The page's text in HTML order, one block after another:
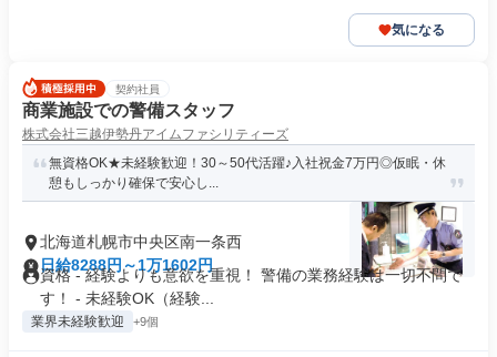
気になる
契約社員
商業施設での警備スタッフ
株式会社三越伊勢丹アイムファシリティーズ
無資格OK★未経験歓迎！30～50代活躍♪入社祝金7万円◎仮眠・休
憩もしっかり確保で安心し...
北海道札幌市中央区南一条西
日給8288円～1万1602円
資格 - 経験よりも意欲を重視！ 警備の業務経験は一切不問で
す！ - 未経験OK（経験...
業界未経験歓迎 +9個